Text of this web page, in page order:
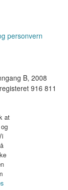
personvern
B, 2008
916 811
at